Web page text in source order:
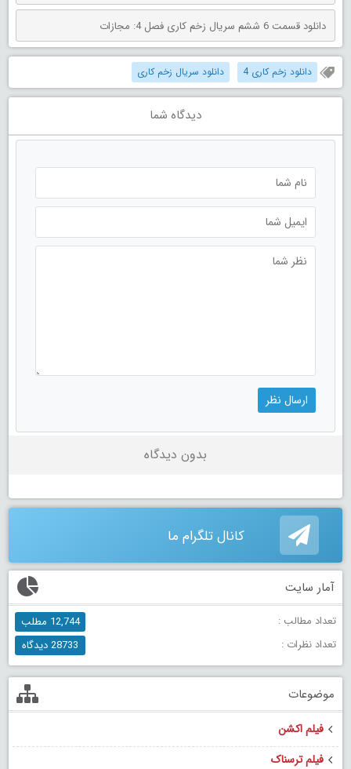
دانلود قسمت 6 ششم سریال زخم کاری فصل 4: مجازات
دانلود زخم کاری 4 دانلود سریال زخم کاری
دیدگاه شما
بدون دیدگاه
کانال تلگرام ما
آمار سایت
تعداد مطالب :
12,744 مطلب
تعداد نظرات :
28733 دیدگاه
موضوعات
فیلم اکشن
فیلم ترسناک